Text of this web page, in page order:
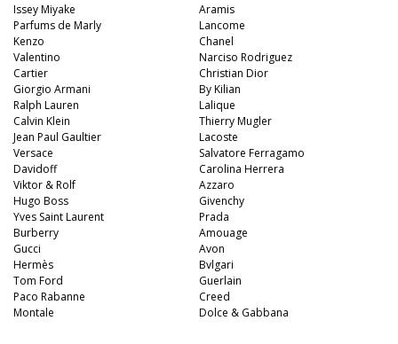
Issey Miyake
Parfums de Marly
Kenzo
Valentino
Cartier
Giorgio Armani
Ralph Lauren
Calvin Klein
Jean Paul Gaultier
Versace
Aramis
Lancome
Chanel
Narciso Rodriguez
Christian Dior
By Kilian
Lalique
Thierry Mugler
Lacoste
Salvatore Ferragamo
Davidoff
Viktor & Rolf
Hugo Boss
Yves Saint Laurent
Burberry
Gucci
Hermès
Tom Ford
Paco Rabanne
Montale
Carolina Herrera
Azzaro
Givenchy
Prada
Amouage
Avon
Bvlgari
Guerlain
Creed
Dolce & Gabbana